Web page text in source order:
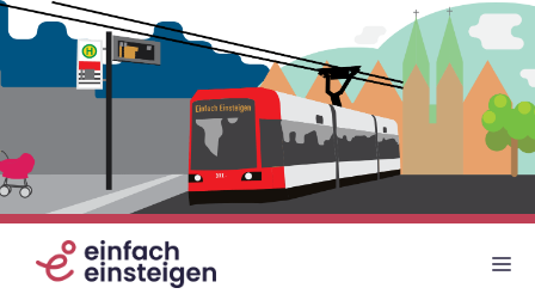
Zum
Inhalt
springen